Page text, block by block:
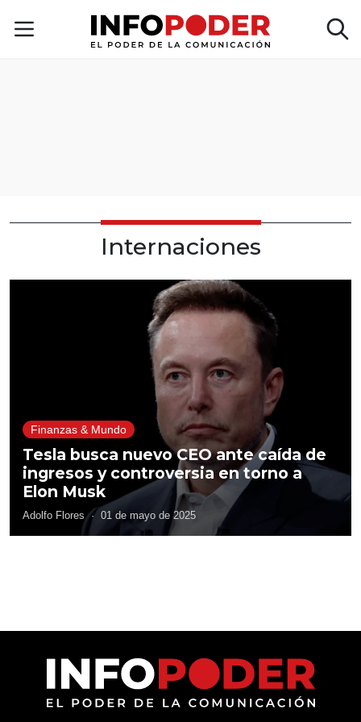
Internaciones
Finanzas & Mundo
Tesla busca nuevo CEO ante caída de
ingresos y controversia en torno a
Elon Musk
Adolfo Flores· 01 de mayo de 2025